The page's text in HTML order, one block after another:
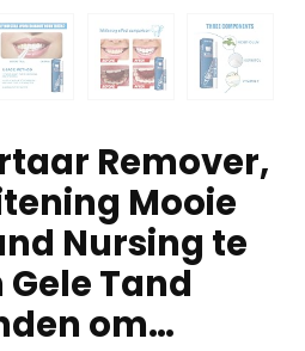
Remover,
Mooie
Nursing te
Tand
om…